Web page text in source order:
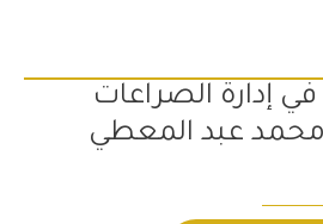
في إدارة الصراعات
محمد عبد المعطي